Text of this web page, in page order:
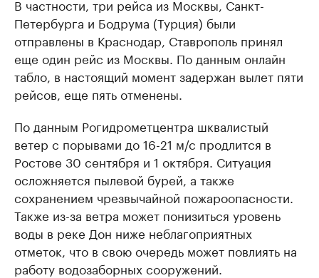
В частности, три рейса из Москвы, Санкт-
Петербурга и Бодрума (Турция) были
отправлены в Краснодар, Ставрополь принял
еще один рейс из Москвы. По данным онлайн
табло, в настоящий момент задержан вылет пяти
рейсов, еще пять отменены.
По данным Рогидрометцентра шквалистый
ветер с порывами до 16-21 м/с продлится в
Ростове 30 сентября и 1 октября. Ситуация
осложняется пылевой бурей, а также
сохранением чрезвычайной пожароопасности.
Также из-за ветра может понизиться уровень
воды в реке Дон ниже неблагоприятных
отметок, что в свою очередь может повлиять на
работу водозаборных сооружений.